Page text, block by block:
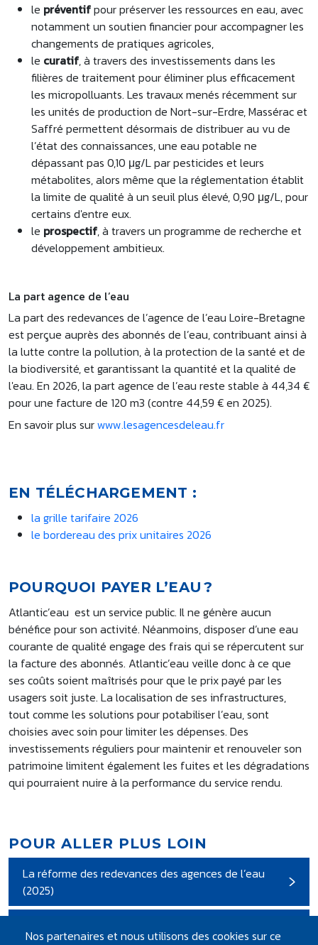
le préventifpour préserver les ressources en eau, avec
notamment un soutien financier pour accompagner les
changements de pratiques agricoles,
le curatif, à travers des investissements dans les
filières de traitement pour éliminer plus efficacement
les micropolluants. Les travaux menés récemment sur
les unités de production de Nort-sur-Erdre, Massérac et
Saffré permettent désormais de distribuer au vu de
l’état des connaissances, une eau potable ne
dépassant pas 0,10 μg/L par pesticides et leurs
métabolites, alors même que la réglementation établit
la limite de qualité à un seuil plus élevé, 0,90 μg/L, pour
certains d'entre eux.
le prospectif, à travers un programme de recherche et
développement ambitieux.
La part agence de l’eau
La part des redevances de l’agence de l’eau Loire-Bretagne
est perçue auprès des abonnés de l’eau, contribuant ainsi à
la lutte contre la pollution, à la protection de la santé et de
la biodiversité, et garantissant la quantité et la qualité de
l'eau. En 2026, la part agence de l’eau reste stable à 44,34 €
pour une facture de 120 m3 (contre 44,59 € en 2025).
En savoir plus surwww.lesagencesdeleau.fr
EN TÉLÉCHARGEMENT :
la grille tarifaire 2026
le bordereau des prix unitaires 2026
POURQUOI PAYER L’EAU ?
Atlantic’eau est un service public. Il ne génère aucun
bénéfice pour son activité. Néanmoins, disposer d’une eau
courante de qualité engage des frais qui se répercutent sur
la facture des abonnés. Atlantic’eau veille donc à ce que
ses coûts soient maîtrisés pour que le prix payé par les
usagers soit juste. La localisation de ses infrastructures,
tout comme les solutions pour potabiliser l’eau, sont
choisies avec soin pour limiter les dépenses. Des
investissements réguliers pour maintenir et renouveler son
patrimoine limitent également les fuites et les dégradations
qui pourraient nuire à la performance du service rendu.
POUR ALLER PLUS LOIN
La réforme des redevances des agences de l’eau
(2025)
Décrypter sa facture d'eau
Nos partenaires et nous utilisons des cookies sur ce